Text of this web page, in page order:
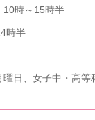
時～15時半
時半
日、女子中・高等